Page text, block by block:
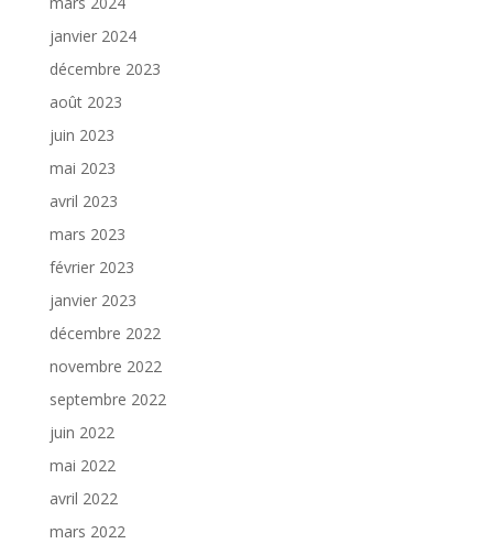
janvier 2024
décembre 2023
août 2023
juin 2023
mai 2023
avril 2023
mars 2023
février 2023
janvier 2023
décembre 2022
novembre 2022
septembre 2022
juin 2022
mai 2022
avril 2022
mars 2022